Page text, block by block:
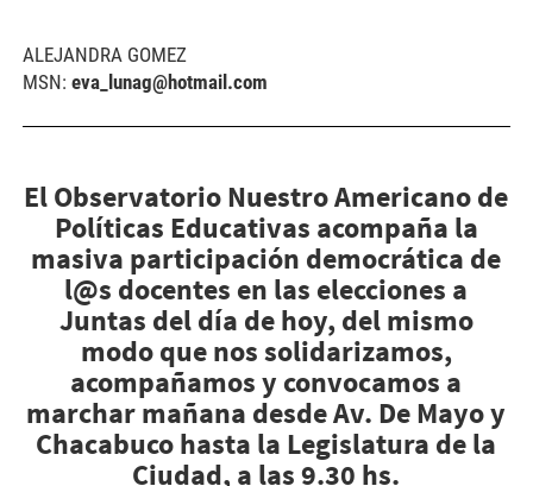
ALEJANDRA GOMEZ
MSN: eva_lunag@hotmail.com
El Observatorio Nuestro Americano de
Políticas Educativas acompaña la
masiva participación democrática de
l@s docentes en las elecciones a
Juntas del día de hoy, del mismo
modo que nos solidarizamos,
acompañamos y convocamos a
marchar mañana desde Av. De Mayo y
Chacabuco hasta la Legislatura de la
Ciudad, a las 9.30 hs.